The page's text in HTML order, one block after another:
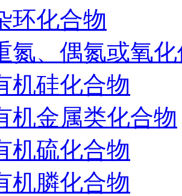
环化合物
氮、偶氮或氧
机硅化合物
机金属类化合物
机硫化合物
机膦化合物